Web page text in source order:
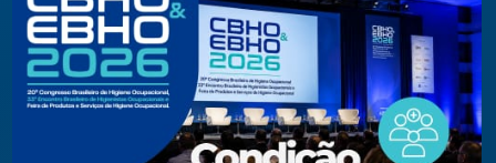
Eventos Regionais
Loja